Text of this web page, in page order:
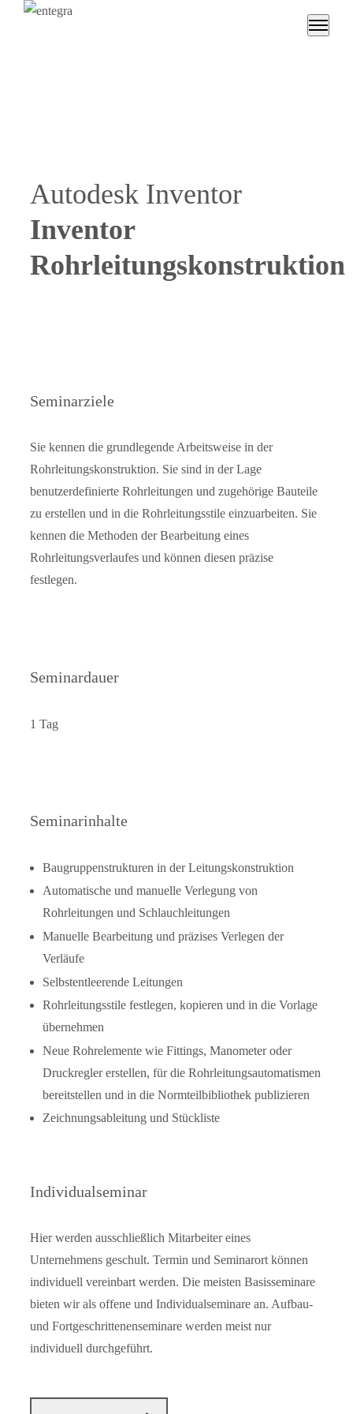
Autodesk Inventor
Inventor
Rohrleitungskonstruktion
Seminarziele
Sie kennen die grundlegende Arbeitsweise in der
Rohrleitungskonstruktion. Sie sind in der Lage
benutzerdefinierte Rohrleitungen und zugehörige Bauteile
zu erstellen und in die Rohrleitungsstile einzuarbeiten. Sie
kennen die Methoden der Bearbeitung eines
Rohrleitungsverlaufes und können diesen präzise
festlegen.
Seminardauer
1 Tag
Seminarinhalte
Baugruppenstrukturen in der Leitungskonstruktion
Automatische und manuelle Verlegung von
Rohrleitungen und Schlauchleitungen
Manuelle Bearbeitung und präzises Verlegen der
Verläufe
Selbstentleerende Leitungen
Rohrleitungsstile festlegen, kopieren und in die Vorlage
übernehmen
Neue Rohrelemente wie Fittings, Manometer oder
Druckregler erstellen, für die Rohrleitungsautomatismen
bereitstellen und in die Normteilbibliothek publizieren
Zeichnungsableitung und Stückliste
Individualseminar
Hier werden ausschließlich Mitarbeiter eines
Unternehmens geschult. Termin und Seminarort können
individuell vereinbart werden. Die meisten Basisseminare
bieten wir als offene und Individualseminare an. Aufbau-
und Fortgeschrittenenseminare werden meist nur
individuell durchgeführt.